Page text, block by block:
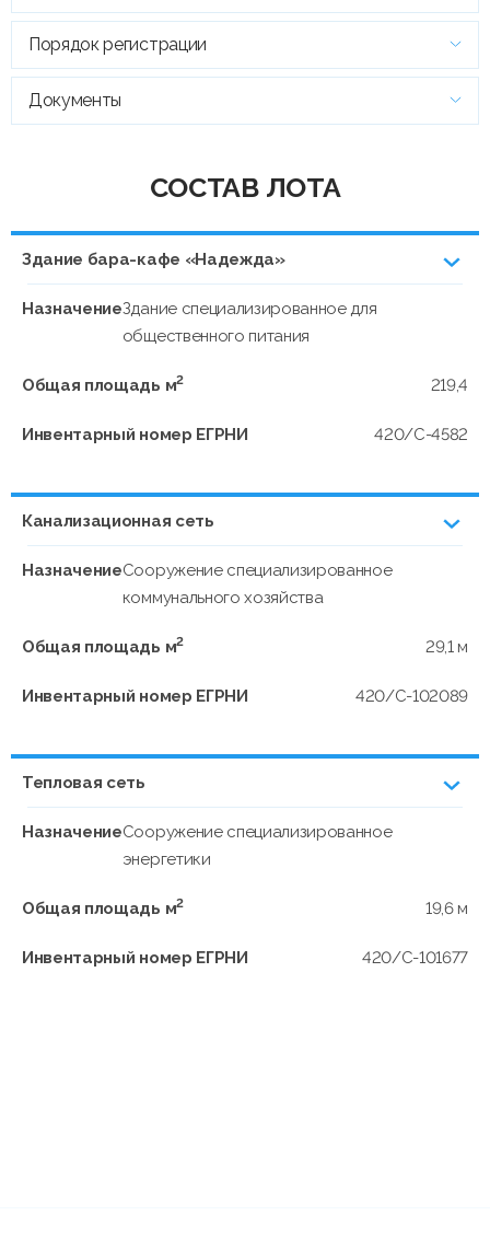
Порядок регистрации
Документы
СОСТАВ ЛОТА
Здание бара-кафе «Надежда»
НазначениеЗдание специализированное для
общественного питания
Общая площадь м2 219,4
Инвентарный номер ЕГРНИ 420/C-4582
Канализационная сеть
НазначениеСооружение специализированное
коммунального хозяйства
Общая площадь м2 29,1 м
Инвентарный номер ЕГРНИ 420/C-102089
Тепловая сеть
НазначениеСооружение специализированное
энергетики
Общая площадь м2 19,6 м
Инвентарный номер ЕГРНИ 420/C-101677